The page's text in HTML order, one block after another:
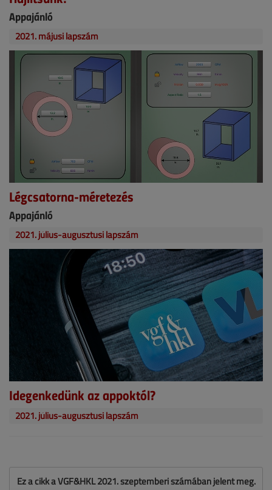
Appajánló
2021. májusi lapszám
Légcsatorna-méretezés
Appajánló
2021. július-augusztusi lapszám
Idegenkedünk az appoktól?
2021. július-augusztusi lapszám
Ez a cikk a VGF&HKL 2021. szeptemberi számában jelent meg.